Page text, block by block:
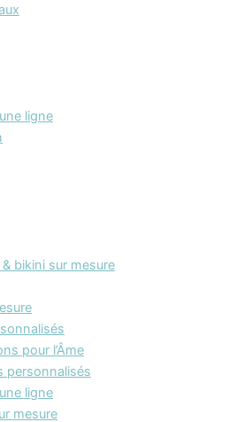
ligne
bikini sur mesure
pour l’Âme
personnalisés
ligne
mesure